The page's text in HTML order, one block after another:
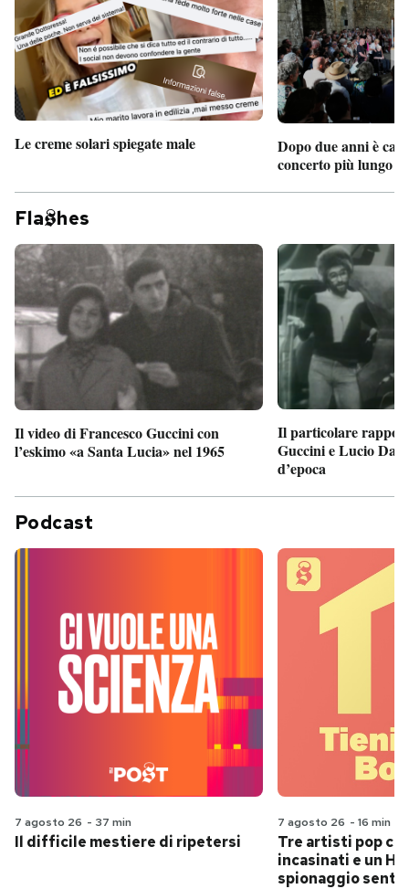
Le creme solari spiegate male
Dopo due anni è
concerto più lungo
Fla hes
Il video di Francesco Guccini con
l’eskimo «a Santa Lucia» nel 1965
Il particolare
Guccini e Lucio
d’epoca
Podcast
7 agosto 26 - 37 min
Il difficile mestiere di ripetersi
7 agosto 26 - 16 min
Tre artisti pop
incasinati e un
spionaggio